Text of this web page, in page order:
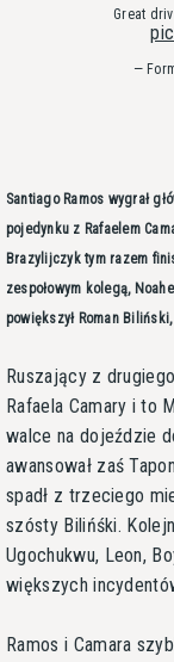
Great
—
Santiago Ramos wygrał
pojedynku z Rafaelem
Brazylijczyk tym razem
zespołowym kolegą,
powiększył Roman
Ruszający z
Rafaela Camary i to
walce na dojeździe
awansował zaś
spadł z trzeciego
szósty Bilińśki.
Ugochukwu, Leon,
większych
Ramos i Camara